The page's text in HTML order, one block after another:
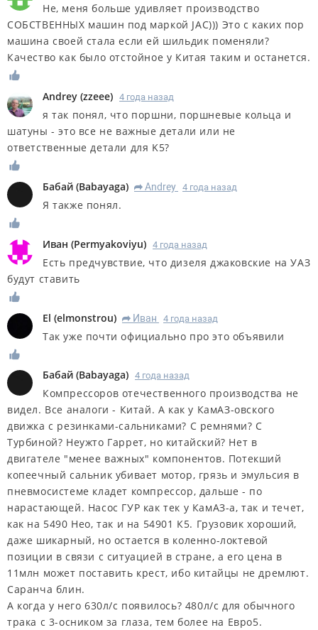
Не, меня больше удивляет производство
СОБСТВЕННЫХ машин под маркой JAC))) Это с каких пор
машина своей стала если ей шильдик поменяли?
Качество как было отстойное у Китая таким и останется.
Andrey (zzeee) 4 года назад
я так понял, что поршни, поршневые кольца и
шатуны - это все не важные детали или не
ответственные детали для K5?
Бабай (Babayaga) R Andrey 4 года назад
Я также понял.
Иван (Permyakoviyu) 4 года назад
Есть предчувствие, что дизеля джаковские на УАЗ
будут ставить
El (elmonstrou) R Иван 4 года назад
Так уже почти официально про это объявили
Бабай (Babayaga) 4 года назад
Компрессоров отечественного производства не
видел. Все аналоги - Китай. А как у КамАЗ-овского
движка с резинками-сальниками? С ремнями? С
Турбиной? Неужто Гаррет, но китайский? Нет в
двигателе "менее важных" компонентов. Потекший
копеечный сальник убивает мотор, грязь и эмульсия в
пневмосистеме кладет компрессор, дальше - по
нарастающей. Насос ГУР как тек у КамАЗ-а, так и течет,
как на 5490 Нео, так и на 54901 К5. Грузовик хороший,
даже шикарный, но остается в коленно-локтевой
позиции в связи с ситуацией в стране, а его цена в
11млн может поставить крест, ибо китайцы не дремлют.
Саранча блин.
А когда у него 630л/с появилось? 480л/с для обычного
трака с 3-осником за глаза, тем более на Евро5.